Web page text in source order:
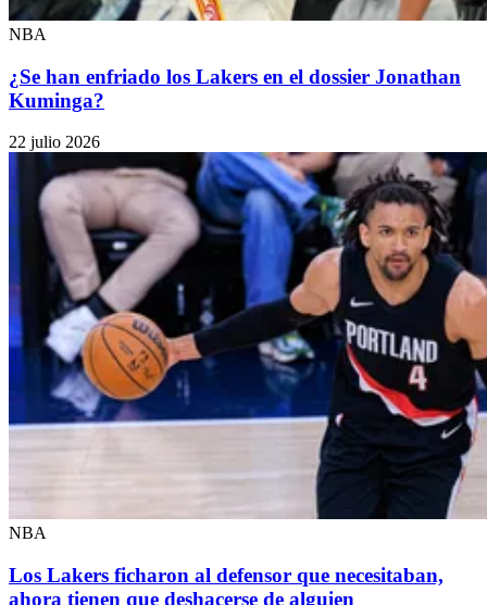
NBA
¿Se han enfriado los Lakers en el dossier Jonathan
Kuminga?
22 julio 2026
NBA
Los Lakers ficharon al defensor que necesitaban,
ahora tienen que deshacerse de alguien